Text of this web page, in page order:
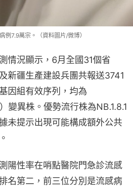
例7.9萬宗。（資料圖片/微博）
情況顯示，6月全國31個省
新疆生產建設兵團共報送3741
因組有效序列，均為
變異株。優勢流行株為NB.1.8.1
未提示出現可能構成額外公共
陽性率在哨點醫院門急診流感
名第二，前三位分別是流感病